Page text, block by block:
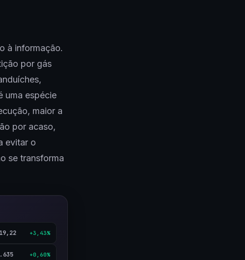
à informação.
por gás
uma espécie
maior a
por acaso,
evitar o
se transforma
+3,43%
+0,60%